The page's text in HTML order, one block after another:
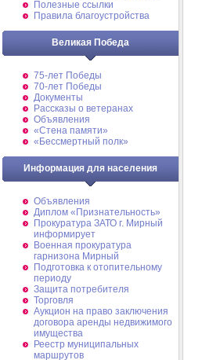
Полезные ссылки
Правила благоустройства
Великая Победа
75-лет Победы
70-лет Победы
Документы
Рассказы о ветеранах
Объявления
«Стена памяти»
«Бессмертный полк»
Информация для населения
Объявления
Диплом «Признательность»
Прокуратура ЗАТО г. Мирный
информирует
Военная прокуратура
гарнизона Мирный
Подготовка к отопительному
периоду
Защита потребителя
Торговля
Аукцион на право заключения
договора аренды недвижимого
имущества
Реестр муниципальных
маршрутов